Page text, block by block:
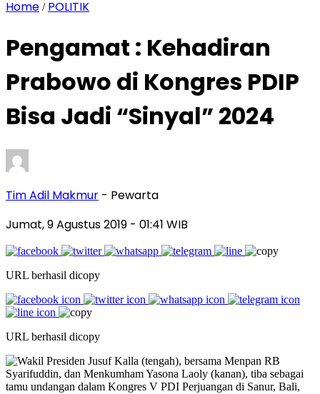
Home / POLITIK
Pengamat : Kehadiran
Prabowo di Kongres PDIP
Bisa Jadi “Sinyal” 2024
Tim Adil Makmur - Pewarta
Jumat, 9 Agustus 2019 - 01:41 WIB
URL berhasil dicopy
URL berhasil dicopy